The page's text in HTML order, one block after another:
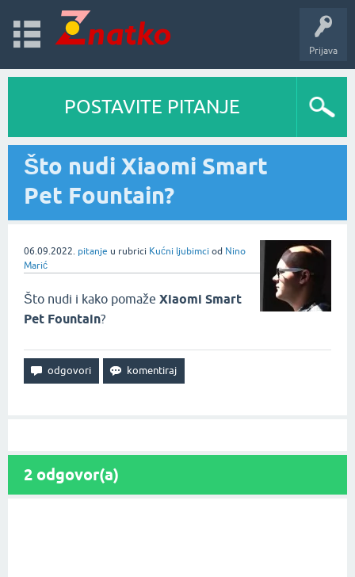
Prijava
POSTAVITE PITANJE
Što nudi Xiaomi Smart
Pet Fountain?
06.09.2022. pitanje u rubrici Kućni ljubimci od Nino
Marić
Što nudi i kako pomaže Xiaomi Smart
Pet Fountain?
2 odgovor(a)